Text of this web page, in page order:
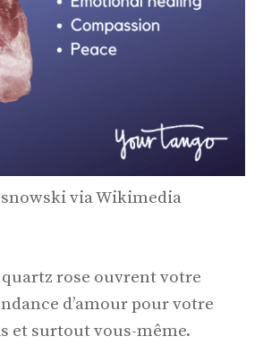
via Wikimedia
rose ouvrent votre
d’amour pour votre
et surtout vous-même.